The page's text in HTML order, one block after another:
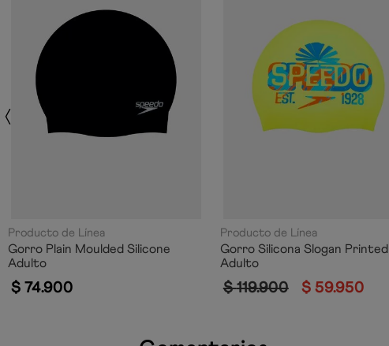
Producto de Línea
Gorro Plain Moulded Silicone
Adulto
$ 74.900
Producto de Línea
Gorro Silicona Slogan Printed
Adulto
$ 119.900 $ 59.950